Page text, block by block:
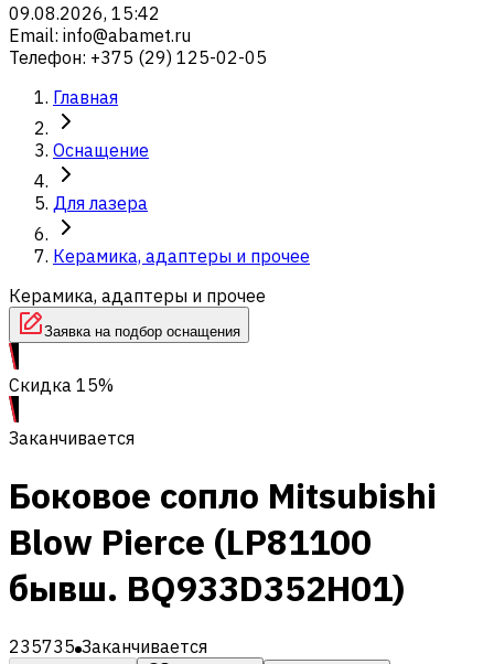
09.08.2026, 15:42
Email: info@abamet.ru
Телефон: +375 (29) 125-02-05
Главная
Оснащение
Для лазера
Керамика, адаптеры и прочее
Керамика, адаптеры и прочее
Заявка на подбор оснащения
Скидка 15%
Заканчивается
Боковое сопло Mitsubishi
Blow Pierce (LP81100
бывш. BQ933D352H01)
235735 Заканчивается